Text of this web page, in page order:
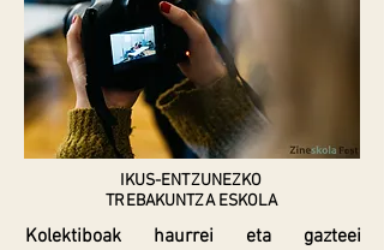
IKUS-ENTZUNEZKO
TREBAKUNTZA ESKOLA
Kolektiboak haurrei eta gazteei